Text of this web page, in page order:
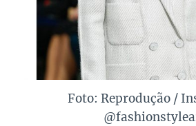
Foto: Reprodução /